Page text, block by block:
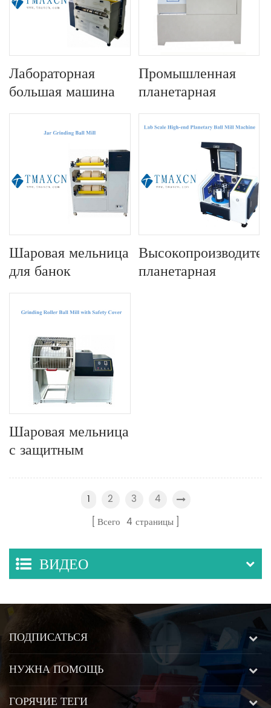
Лабораторная
большая машина
для производства
банок с 8
Промышленная
планетарная
шаровая мельница
Шаровая мельница
для банок планетарная
Шаровая мельница
с защитным
1 2 3
4
Всего 4 страницы
ВИДЕО
ПОДПИСАТЬСЯ
НУЖНА ПОМОЩЬ
ГОРЯЧИЕ ТЕГИ